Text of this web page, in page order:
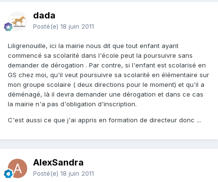
dada
Posté(e) 18 juin 2011
Liligrenouille, ici la mairie nous dit que tout enfant ayant
commencé sa scolarité dans l'école peut la poursuivre sans
demander de dérogation . Par contre, si l'enfant est scolarisé en
GS chez moi, qu'il veut poursuivre sa scolarité en élémentaire sur
mon groupe scolaire ( deux directions pour le moment) et qu'il a
déménagé, là il devra demander une dérogation et dans ce cas
la mairie n'a pas d'obligation d'inscription.
C'est aussi ce que j'ai appris en formation de directeur donc ...
AlexSandra
Posté(e) 18 juin 2011